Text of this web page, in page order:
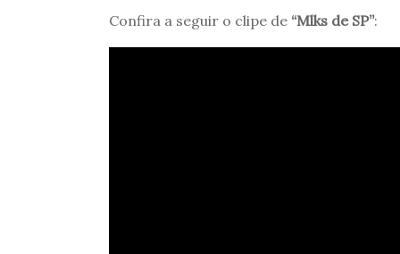
Confira a seguir o clipe de “Mlks de SP”: